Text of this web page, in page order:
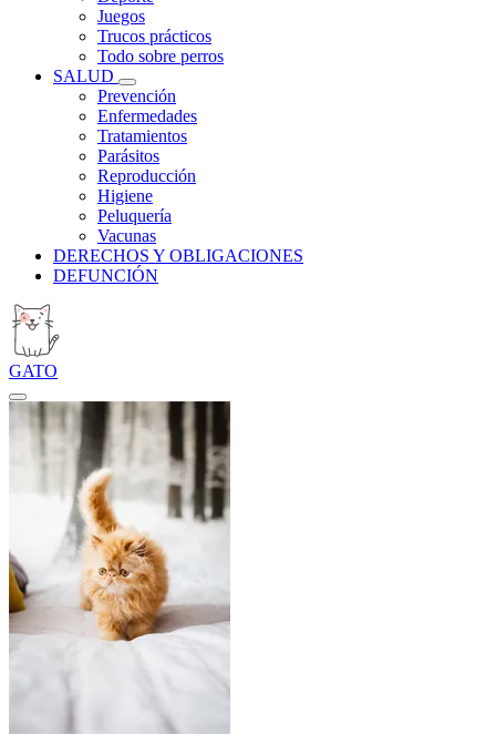
Juegos
Trucos prácticos
Todo sobre perros
SALUD
Prevención
Enfermedades
Tratamientos
Parásitos
Reproducción
Higiene
Peluquería
Vacunas
DERECHOS Y OBLIGACIONES
DEFUNCIÓN
GATO